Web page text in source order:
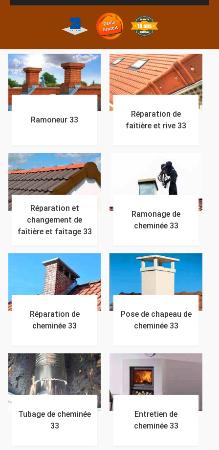
Ramoneur 33
Réparation de
faîtière et rive 33
Réparation et
changement de
faîtière et faîtage 33
Ramonage de
cheminée 33
Réparation de
cheminée 33
Pose de chapeau de
cheminée 33
Tubage de cheminée
33
Entretien de
cheminée 33